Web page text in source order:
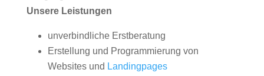
Unsere Leistungen
unverbindliche Erstberatung
Erstellung und Programmierung von
Websites und Landingpages